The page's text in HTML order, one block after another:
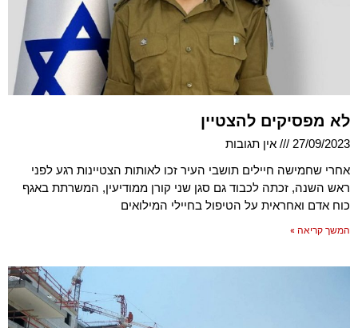
לא מפסיקים להצטיין
27/09/2023
אין תגובות
אחרי שחמישה חיילים תושבי העיר זכו לאותות הצטיינות רגע לפני
ראש השנה, זכתה לכבוד גם סגן שני קורן ממודיעין, המשרתת באגף
כוח אדם ואחראית על הטיפול בחיילי המילואים
המשך קריאה »